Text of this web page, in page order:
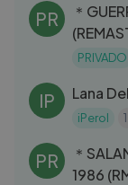
PR
＊
de los
PRIVADO
IP Lana
iPerol
PR
＊
1986